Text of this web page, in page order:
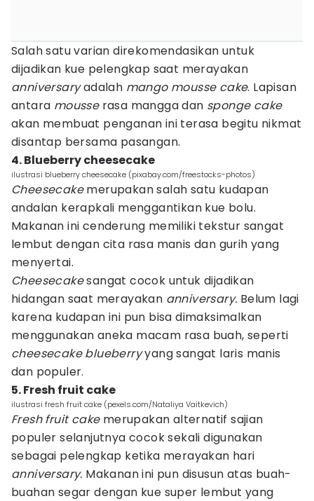
Salah satu varian direkomendasikan untuk
dijadikan kue pelengkap saat merayakan
anniversaryadalah mango mousse cake. Lapisan
antara mousserasa mangga dan sponge cake
akan membuat penganan ini terasa begitu nikmat
disantap bersama pasangan.
4. Blueberry cheesecake
ilustrasi blueberry cheesecake (pixabay.com/freestocks-photos)
Cheesecakemerupakan salah satu kudapan
andalan kerapkali menggantikan kue bolu.
Makanan ini cenderung memiliki tekstur sangat
lembut dengan cita rasa manis dan gurih yang
menyertai.
Cheesecakesangat cocok untuk dijadikan
hidangan saat merayakan anniversary. Belum lagi
karena kudapan ini pun bisa dimaksimalkan
menggunakan aneka macam rasa buah, seperti
cheesecake blueberryyang sangat laris manis
dan populer.
5. Fresh fruit cake
ilustrasi fresh fruit cake (pexels.com/Nataliya Vaitkevich)
Fresh fruit cakemerupakan alternatif sajian
populer selanjutnya cocok sekali digunakan
sebagai pelengkap ketika merayakan hari
anniversary. Makanan ini pun disusun atas buah-
buahan segar dengan kue super lembut yang